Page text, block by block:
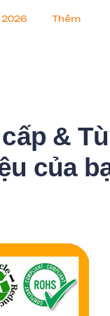
Thêm
&
của